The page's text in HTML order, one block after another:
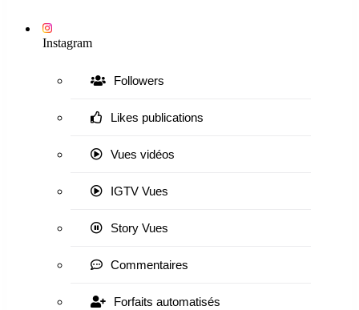
Instagram
Followers
Likes publications
Vues vidéos
IGTV Vues
Story Vues
Commentaires
Forfaits automatisés